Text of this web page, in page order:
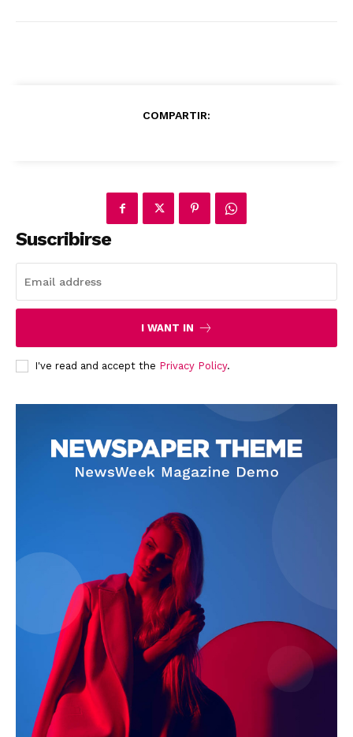
News Week
Magazine PRO
Contact us
Subscription Plans
My account
Quintana Roo
Cancún
Chetumal
Playa del Carmen
Puerto Morelos
COMPARTIR:
Suscribirse
I WANT IN
I've read and accept the Privacy Policy.